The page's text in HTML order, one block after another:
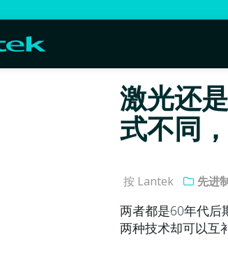
激光还
式不同
按 Lantek 先进
两者都是60年代后
两种技术却可以互